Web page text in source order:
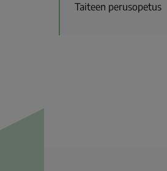
Taiteen perusopetus